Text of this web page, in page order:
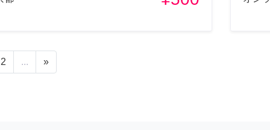
2 ... »